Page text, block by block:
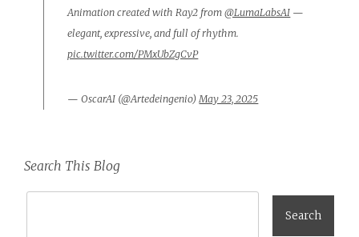
Animation created with Ray2 from@LumaLabsAI —
elegant, expressive, and full of rhythm.
pic.twitter.com/PMxUbZgCvP
— OscarAI (@Artedeingenio) May 23, 2025
Search This Blog